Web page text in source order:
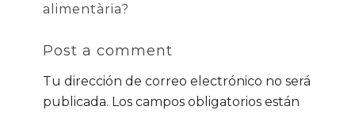
alimentària?
Post a comment
Tu dirección de correo electrónico no será
publicada. Los campos obligatorios están